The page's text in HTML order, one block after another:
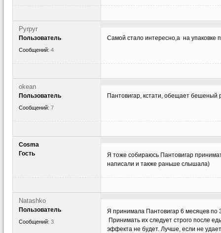
Pyrpyr
Пользователь
Сообщений: 4
Самой стало интересно,а на
okean
Пользователь
Сообщений: 7
Пантовигар, кстати, обещает бешеный
Cosma
Гость
Я тоже собираюсь Пантовигар
написали и также раньше слышала)
Natashko
Пользователь
Сообщений: 3
Я принимала Пантовигар 6 месяцев по
Принимать их следует строго после
эффекта не будет. Лучше, если не